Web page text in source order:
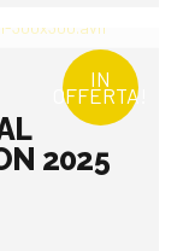
IN
OFFERTA!
2025